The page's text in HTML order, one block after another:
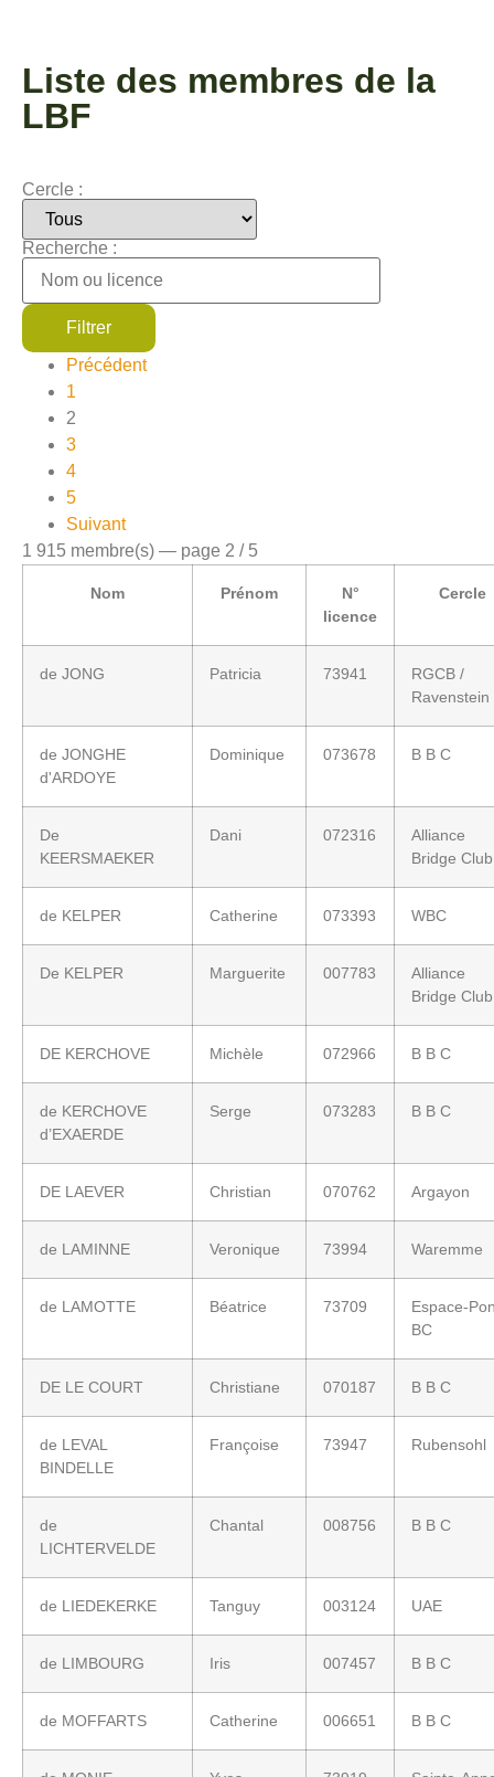
Liste des membres de la
LBF
Cercle :
Recherche :
Filtrer
Précédent
1
2
3
4
5
Suivant
1 915 membre(s) — page 2 / 5
Nom Prénom
N°
licence
Cercle
de JONG Patricia 73941
RGCB /
Ravenstein
de JONGHE
d'ARDOYE
Dominique 073678 B B C
De
KEERSMAEKER
Dani 072316
Alliance
Bridge Club
de KELPER Catherine 073393 WBC
De KELPER Marguerite 007783
Alliance
Bridge Club
DE KERCHOVE Michèle 072966 B B C
de KERCHOVE
d’EXAERDE
Serge 073283 B B C
DE LAEVER Christian 070762 Argayon
de LAMINNE Veronique 73994 Waremme
de LAMOTTE Béatrice 73709
Espace-
BC
DE LE COURT Christiane 070187 B B C
de LEVAL
BINDELLE
Françoise 73947 Rubensohl
de
LICHTERVELDE
Chantal 008756 B B C
de LIEDEKERKE Tanguy 003124 UAE
de LIMBOURG Iris 007457 B B C
de MOFFARTS Catherine 006651 B B C